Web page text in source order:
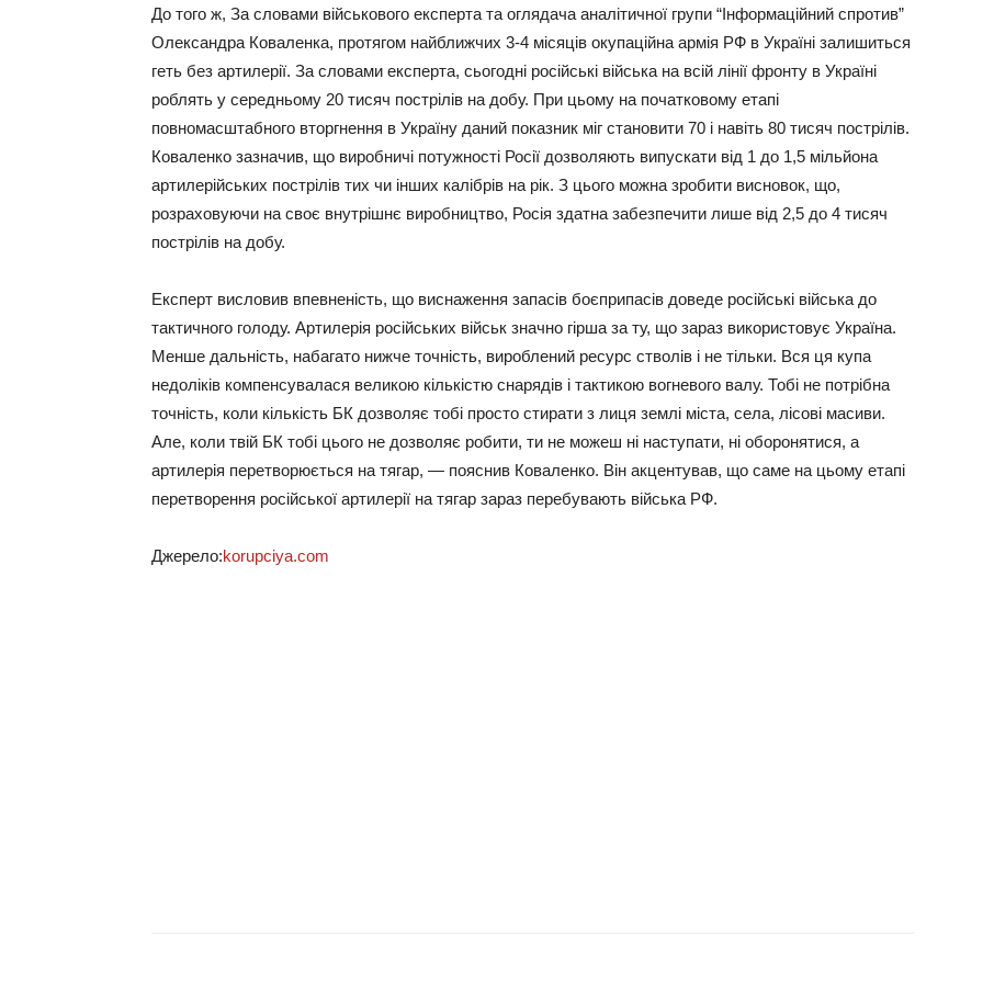
До того ж, За словами військового експерта та оглядача аналітичної групи “Інформаційний спротив”
Олександра Коваленка, протягом найближчих 3-4 місяців окупаційна армія РФ в Україні залишиться
геть без артилерії. За словами експерта, сьогодні російські війська на всій лінії фронту в Україні
роблять у середньому 20 тисяч пострілів на добу. При цьому на початковому етапі
повномасштабного вторгнення в Україну даний показник міг становити 70 і навіть 80 тисяч пострілів.
Коваленко зазначив, що виробничі потужності Росії дозволяють випускати від 1 до 1,5 мільйона
артилерійських пострілів тих чи інших калібрів на рік. З цього можна зробити висновок, що,
розраховуючи на своє внутрішнє виробництво, Росія здатна забезпечити лише від 2,5 до 4 тисяч
пострілів на добу.
Експерт висловив впевненість, що виснаження запасів боєприпасів доведе російські війська до
тактичного голоду. Артилерія російських військ значно гірша за ту, що зараз використовує Україна.
Менше дальність, набагато нижче точність, вироблений ресурс стволів і не тільки. Вся ця купа
недоліків компенсувалася великою кількістю снарядів і тактикою вогневого валу. Тобі не потрібна
точність, коли кількість БК дозволяє тобі просто стирати з лиця землі міста, села, лісові масиви.
Але, коли твій БК тобі цього не дозволяє робити, ти не можеш ні наступати, ні оборонятися, а
артилерія перетворюється на тягар, — пояснив Коваленко. Він акцентував, що саме на цьому етапі
перетворення російської артилерії на тягар зараз перебувають війська РФ.
Джерело:korupciya.com